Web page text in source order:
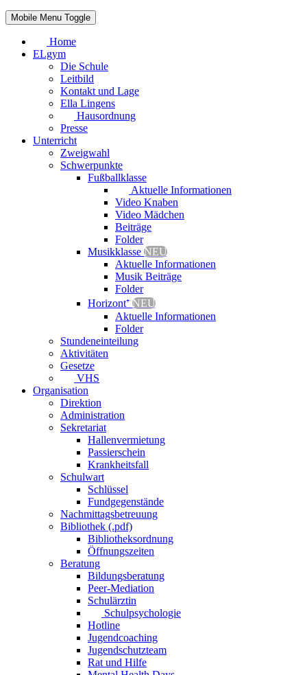
Mobile Menu Toggle
Home
ELgym
Die Schule
Leitbild
Kontakt und Lage
Ella Lingens
Hausordnung
Presse
Unterricht
Zweigwahl
Schwerpunkte
Fußballklasse
Aktuelle Informationen
Video Knaben
Video Mädchen
Beiträge
Folder
Musikklasse NEU
Aktuelle Informationen
Musik Beiträge
Folder
Horizont⁺ NEU
Aktuelle Informationen
Folder
Stundeneinteilung
Aktivitäten
Gesetze
VHS
Organisation
Direktion
Administration
Sekretariat
Hallenvermietung
Passierschein
Krankheitsfall
Schulwart
Schlüssel
Fundgegenstände
Nachmittagsbetreuung
Bibliothek (.pdf)
Bibliotheksordnung
Öffnungszeiten
Beratung
Bildungsberatung
Peer-Mediation
Schulärztin
Schulpsychologie
Hotline
Jugendcoaching
Jugendschutzteam
Rat und Hilfe